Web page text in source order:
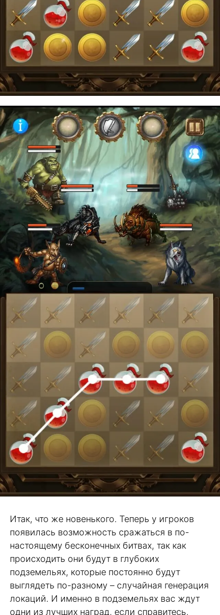
Итак, что же новенького. Теперь у игроков
появилась возможность сражаться в по-
настоящему бесконечных битвах, так как
происходить они будут в глубоких
подземельях, которые постоянно будут
выглядеть по-разному – случайная генерация
локаций. И именно в подземельях вас ждут
одни из лучших наград, если справитесь,